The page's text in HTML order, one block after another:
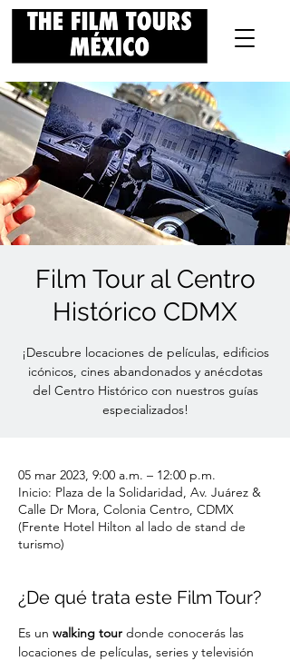
Film Tour al Centro
Histórico CDMX
¡Descubre locaciones de películas, edificios
icónicos, cines abandonados y anécdotas
del Centro Histórico con nuestros guías
especializados!
05 mar 2023, 9:00 a.m. – 12:00 p.m.
Inicio: Plaza de la Solidaridad, Av. Juárez &
Calle Dr Mora, Colonia Centro, CDMX
(Frente Hotel Hilton al lado de stand de
turismo)
¿De qué trata este Film Tour?
Es un walking tour donde conocerás las
locaciones de películas, series y televisión